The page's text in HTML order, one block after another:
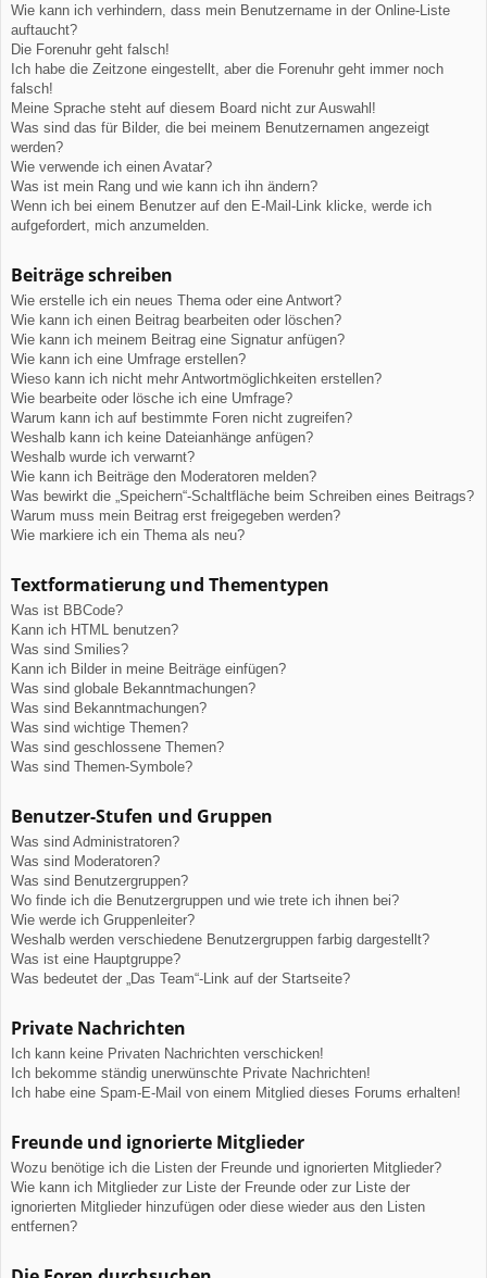
Wie kann ich verhindern, dass mein Benutzername in der Online-Liste
auftaucht?
Die Forenuhr geht falsch!
Ich habe die Zeitzone eingestellt, aber die Forenuhr geht immer noch
falsch!
Meine Sprache steht auf diesem Board nicht zur Auswahl!
Was sind das für Bilder, die bei meinem Benutzernamen angezeigt
werden?
Wie verwende ich einen Avatar?
Was ist mein Rang und wie kann ich ihn ändern?
Wenn ich bei einem Benutzer auf den E-Mail-Link klicke, werde ich
aufgefordert, mich anzumelden.
Beiträge schreiben
Wie erstelle ich ein neues Thema oder eine Antwort?
Wie kann ich einen Beitrag bearbeiten oder löschen?
Wie kann ich meinem Beitrag eine Signatur anfügen?
Wie kann ich eine Umfrage erstellen?
Wieso kann ich nicht mehr Antwortmöglichkeiten erstellen?
Wie bearbeite oder lösche ich eine Umfrage?
Warum kann ich auf bestimmte Foren nicht zugreifen?
Weshalb kann ich keine Dateianhänge anfügen?
Weshalb wurde ich verwarnt?
Wie kann ich Beiträge den Moderatoren melden?
Was bewirkt die „Speichern“-Schaltfläche beim Schreiben eines Beitrags?
Warum muss mein Beitrag erst freigegeben werden?
Wie markiere ich ein Thema als neu?
Textformatierung und Thementypen
Was ist BBCode?
Kann ich HTML benutzen?
Was sind Smilies?
Kann ich Bilder in meine Beiträge einfügen?
Was sind globale Bekanntmachungen?
Was sind Bekanntmachungen?
Was sind wichtige Themen?
Was sind geschlossene Themen?
Was sind Themen-Symbole?
Benutzer-Stufen und Gruppen
Was sind Administratoren?
Was sind Moderatoren?
Was sind Benutzergruppen?
Wo finde ich die Benutzergruppen und wie trete ich ihnen bei?
Wie werde ich Gruppenleiter?
Weshalb werden verschiedene Benutzergruppen farbig dargestellt?
Was ist eine Hauptgruppe?
Was bedeutet der „Das Team“-Link auf der Startseite?
Private Nachrichten
Ich kann keine Privaten Nachrichten verschicken!
Ich bekomme ständig unerwünschte Private Nachrichten!
Ich habe eine Spam-E-Mail von einem Mitglied dieses Forums erhalten!
Freunde und ignorierte Mitglieder
Wozu benötige ich die Listen der Freunde und ignorierten Mitglieder?
Wie kann ich Mitglieder zur Liste der Freunde oder zur Liste der
ignorierten Mitglieder hinzufügen oder diese wieder aus den Listen
entfernen?